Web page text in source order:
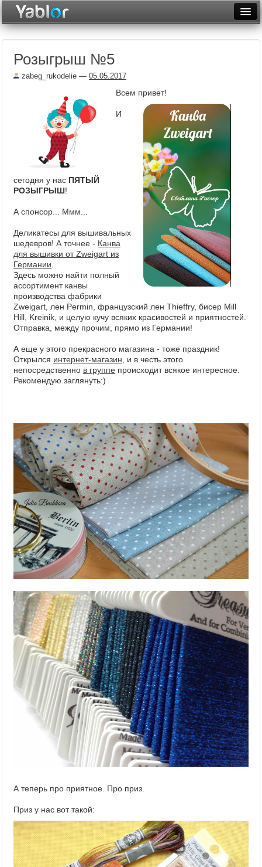
Месяц
Рейтинги
Фототоп
Видеотоп
Розыгрыш №5
zabeg_rukodelie — 05.05.2017
Всем привет!
И
сегодня у нас ПЯТЫЙ
РОЗЫГРЫШ!
А спонсор... Ммм...
Деликатесы для вышивальных
шедевров! А точнее - Канва
для вышивки от Zweigart из
Германии
Здесь можно найти полный
ассортимент канвы
производства фабрики
Zweigart, лен Permin, французский лен Thieffry, бисер Mill
Hill, Kreinik, и целую кучу всяких красивостей и приятностей.
Отправка, между прочим, прямо из Германии!
А еще у этого прекрасного магазина - тоже праздник!
Открылся интернет-магазин , и в честь этого
непосредственно в группе происходит всякое интересное.
Рекомендую заглянуть:)
А теперь про приятное. Про приз.
Приз у нас вот такой: